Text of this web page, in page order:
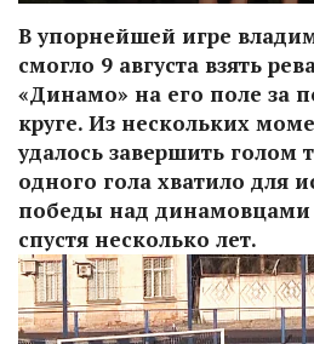
В упорнейшей игре
смогло 9 августа взять
«Динамо» на его поле за
круге. Из нескольких
удалось завершить голом
одного гола хватило для
победы над динамовцами
спустя несколько лет.